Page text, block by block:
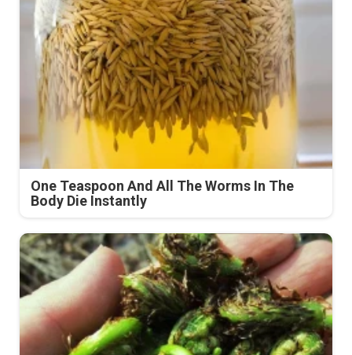
One Teaspoon And All The Worms In The
Body Die Instantly